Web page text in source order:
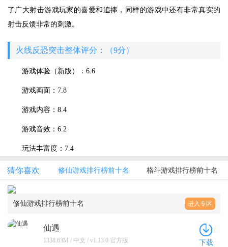
了广大射击游戏玩家的喜爱和追捧，同样的游戏中还有非常真实的
射击反馈非常的刺激。
火线反恐突击整体评分：（9分）
游戏体验（新版）：6.6
游戏画面：7.8
游戏内容：8.4
游戏音效：6.2
玩法丰富度：7.4
猜你喜欢 修仙游戏排行榜前十名 格斗游戏排行榜前十名
修仙游戏排行榜前十名 进入专区
仙遇
1338.63M / 中文 / v1.13.0 官方版 下载